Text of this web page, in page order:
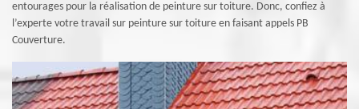
entourages pour la réalisation de peinture sur toiture. Donc, confiez à
l’experte votre travail sur peinture sur toiture en faisant appels PB
Couverture.